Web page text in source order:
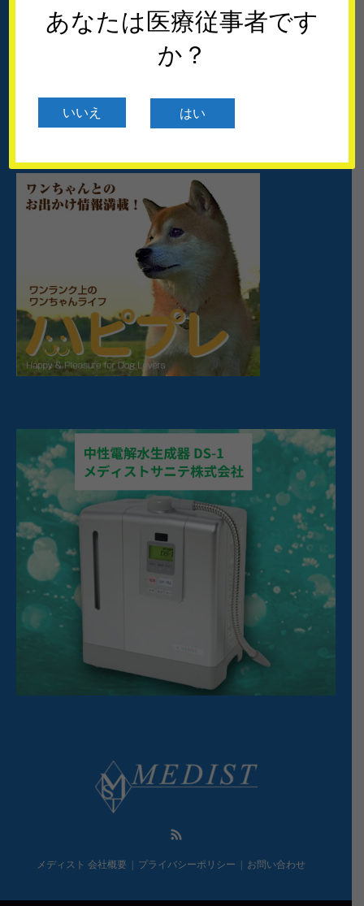
メディスト 会社概要 プライバシーポリシー お問い合わせ
あなたは医療従事者です
か？
いいえ はい